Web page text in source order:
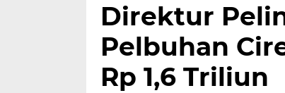
Direktur
Pelbuhan
Rp 1,6 Triliun